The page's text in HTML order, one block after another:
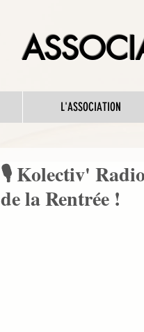
🎙️ Kolectiv'
de la Rentrée !
L'ASSOCIATION